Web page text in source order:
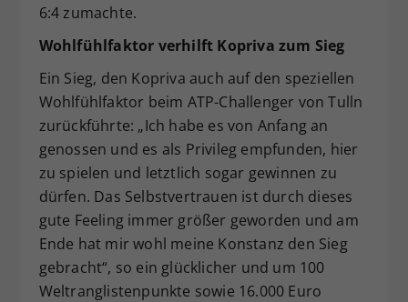
6:4 zumachte.
Wohlfühlfaktor verhilft Kopriva zum Sieg
Ein Sieg, den Kopriva auch auf den speziellen
Wohlfühlfaktor beim ATP-Challenger von Tulln
zurückführte: „Ich habe es von Anfang an
genossen und es als Privileg empfunden, hier
zu spielen und letztlich sogar gewinnen zu
dürfen. Das Selbstvertrauen ist durch dieses
gute Feeling immer größer geworden und am
Ende hat mir wohl meine Konstanz den Sieg
gebracht“, so ein glücklicher und um 100
Weltranglistenpunkte sowie 16.000 Euro